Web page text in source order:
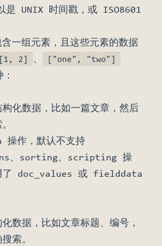
是 UNIX 时间戳，或 ISO8601
一组元素，且这些元素的数据
[1, 2] 、 ["one", "two"]
化数据，比如一篇文章，然后
作，默认不支持
、sorting、scripting 操
了 doc_values 或 fielddata
数据，比如文章标题、编号，
索。